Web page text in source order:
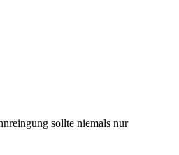
sollte niemals nur